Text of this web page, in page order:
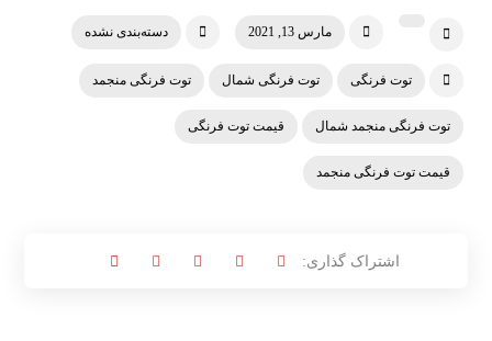
مارس 13, 2021 دسته‌بندی نشده
توت فرنگی توت فرنگی شمال توت فرنگی منجمد
توت فرنگی منجمد شمال قیمت توت فرنگی
قیمت توت فرنگی منجمد